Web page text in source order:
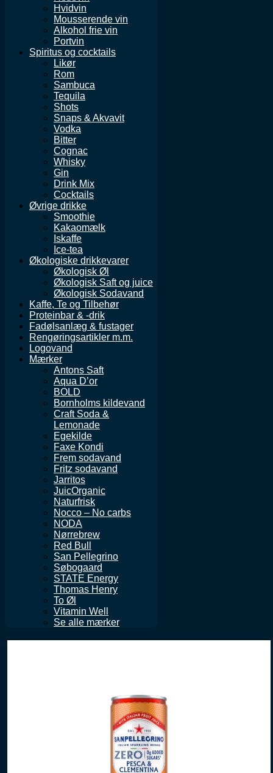
Hvidvin
Mousserende vin
Alkohol frie vin
Portvin
Spiritus og cocktails
Likør
Rom
Sambuca
Tequila
Shots
Snaps & Akvavit
Vodka
Bitter
Cognac
Whisky
Gin
Drink Mix
Cocktails
Øvrige drikke
Smoothie
Kakaomælk
Iskaffe
Ice-tea
Økologiske drikkevarer
Økologisk Øl
Økologisk Saft og juice
Økologisk Sodavand
Kaffe, Te og Tilbehør
Proteinbar & -drik
Fadølsanlæg & fustager
Rengøringsartikler m.m.
Logovand
Mærker
Antons Saft
Aqua D’or
BOLD
Bornholms kildevand
Craft Soda &
Lemonade
Egekilde
Faxe Kondi
Frem sodavand
Fritz sodavand
Jarritos
JuicOrganic
Naturfrisk
Nocco – No carbs
NODA
Nørrebrew
Red Bull
San Pellegrino
Søbogaard
STATE Energy
Thomas Henry
To Øl
Vitamin Well
Se alle mærker